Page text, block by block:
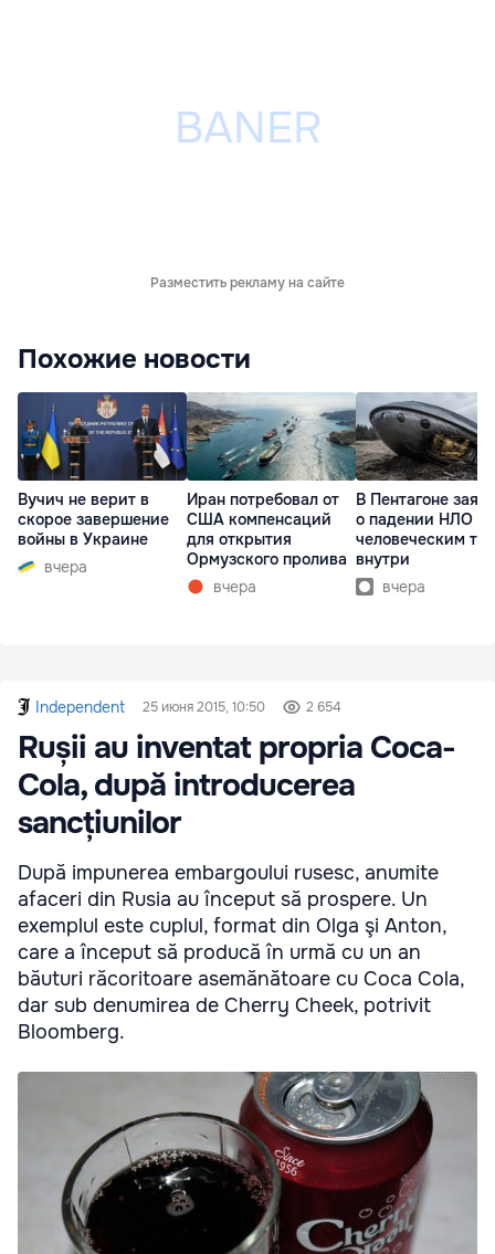
Разместить рекламу на сайте
Похожие новости
Вучич не верит в
скорое завершение
войны в Украине
вчера
Иран потребовал от
США компенсаций
для открытия
Ормузского пролива
вчера
В Пентагоне
о падении НЛО с
человеческим
внутри
вчера
Independent 25 июня 2015, 10:50 2 654
Rușii au inventat propria Coca-
Cola, după introducerea
sancțiunilor
După impunerea embargoului rusesc, anumite
afaceri din Rusia au început să prospere. Un
exemplul este cuplul, format din Olga şi Anton,
care a început să producă în urmă cu un an
băuturi răcoritoare asemănătoare cu Coca Cola,
dar sub denumirea de Cherry Cheek, potrivit
Bloomberg.